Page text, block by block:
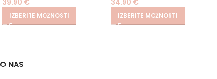
39.90 €
IZBERITE MOŽNOSTI
34.90 €
IZBERITE MOŽNOSTI
O NAS